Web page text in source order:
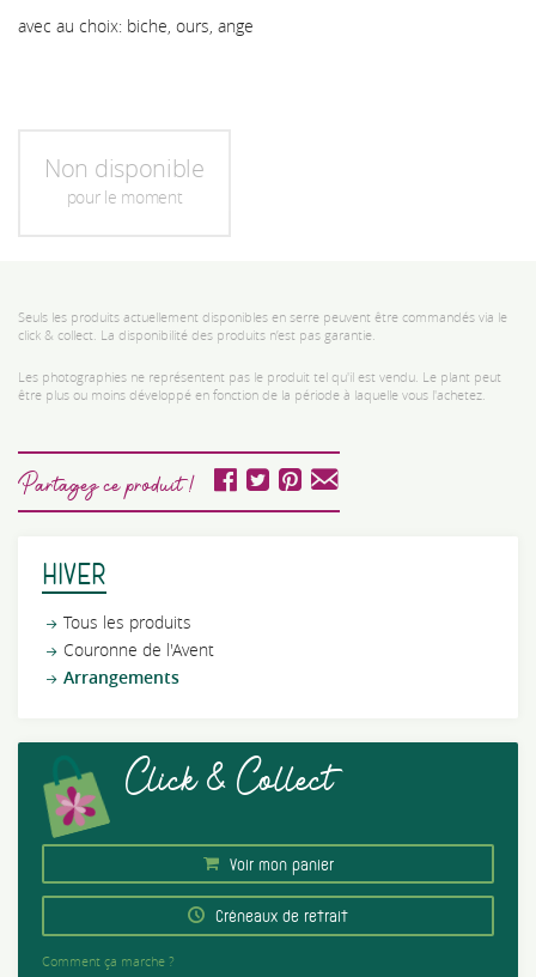
avec au choix: biche, ours, ange
Non disponible
pour le moment
HIVER
Tous les produits
Couronne de l'Avent
Arrangements
Click & Collect
Voir mon panier
Créneaux de retrait
Comment ça marche ?
Seuls les produits actuellement disponibles en serre peuvent être commandés via le
click & collect. La disponibilité des produits n’est pas garantie.
Les photographies ne représentent pas le produit tel qu'il est vendu. Le plant peut
être plus ou moins développé en fonction de la période à laquelle vous l'achetez.
Partagez ce produit !